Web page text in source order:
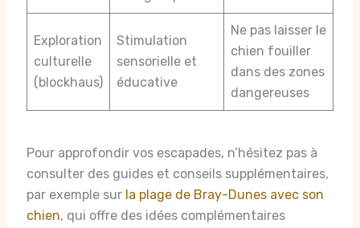
Exploration
culturelle
(blockhaus)
Stimulation
sensorielle et
éducative
Ne pas laisser le
chien fouiller
dans des zones
dangereuses
Pour approfondir vos escapades, n’hésitez pas à
consulter des guides et conseils supplémentaires,
par exemple sur la plage de Bray-Dunes avec son
chien, qui offre des idées complémentaires